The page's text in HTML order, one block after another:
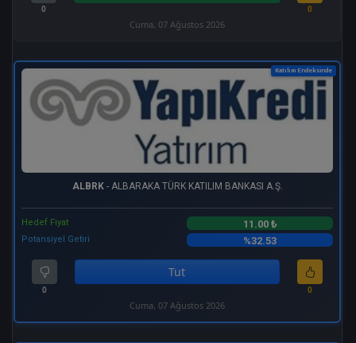
0 0
Cuma, 07 Ağustos 2026
Katılım Endeksinde
ALBRK- ALBARAKA TÜRK KATILIM BANKASI A.Ş.
Hedef Fiyat 11.00 ₺
Potansiyel Getiri %32.53
0
Tut
0
Cuma, 07 Ağustos 2026